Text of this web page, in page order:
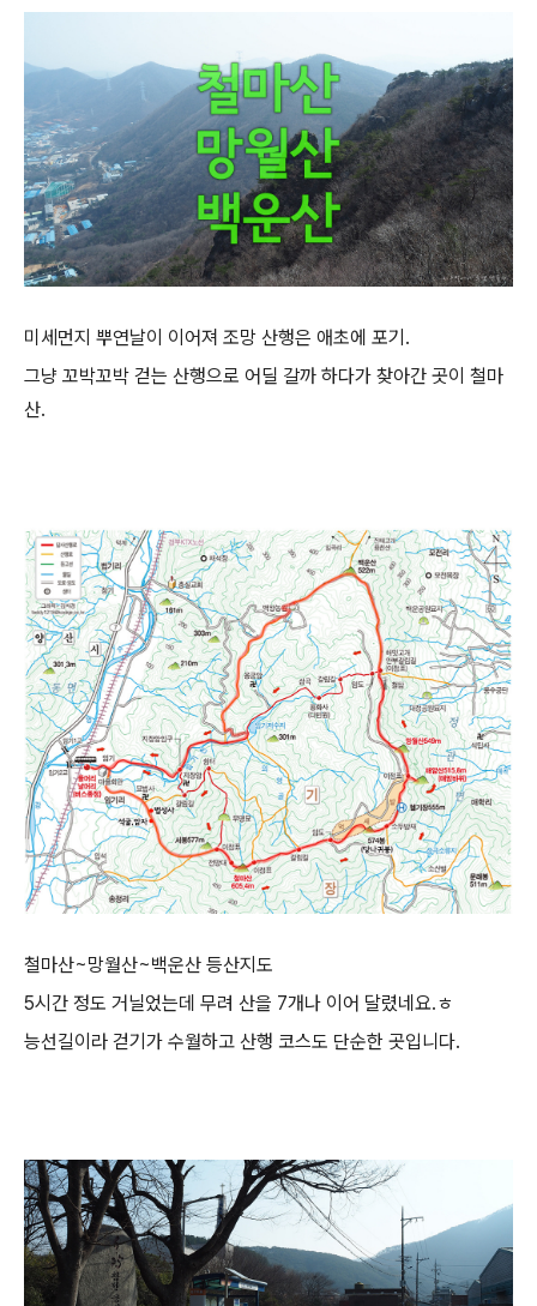
미세먼지 뿌연날이 이어져 조망 산행은 애초에 포기.
그냥 꼬박꼬박 걷는 산행으로 어딜 갈까 하다가 찾아간 곳이 철마
산.
철마산~망월산~백운산 등산지도
5시간 정도 거닐었는데 무려 산을 7개나 이어 달렸네요.ㅎ
능선길이라 걷기가 수월하고 산행 코스도 단순한 곳입니다.